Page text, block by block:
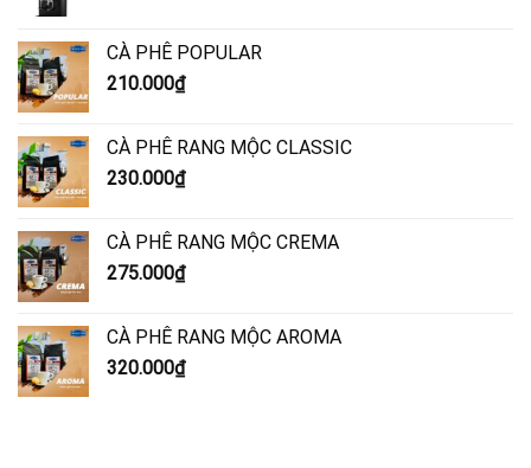
59.000.000₫.
CÀ PHÊ POPULAR
210.000₫
CÀ PHÊ RANG MỘC CLASSIC
230.000₫
CÀ PHÊ RANG MỘC CREMA
275.000₫
CÀ PHÊ RANG MỘC AROMA
320.000₫